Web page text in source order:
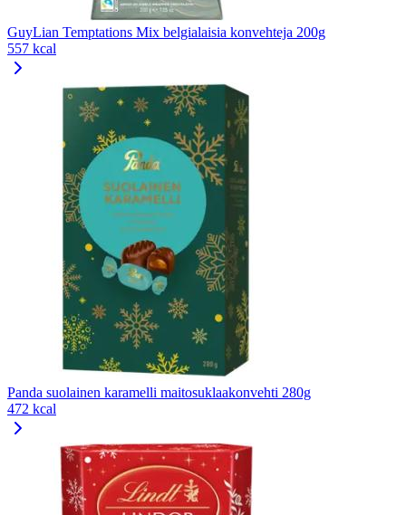
GuyLian Temptations Mix belgialaisia konvehteja 200g
557 kcal
Panda suolainen karamelli maitosuklaakonvehti 280g
472 kcal